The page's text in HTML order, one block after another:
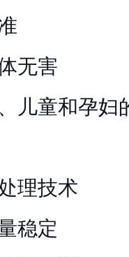
无害
儿童和孕妇
理技术
稳定